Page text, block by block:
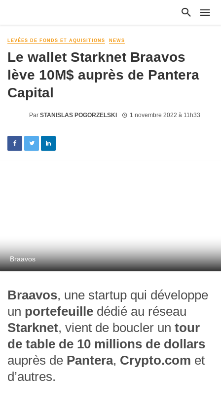
LEVÉES DE FONDS ET AQUISITIONS NEWS
Le wallet Starknet Braavos
lève 10M$ auprès de Pantera
Capital
Par STANISLAS POGORZELSKI 1 novembre 2022 à 11h33
Braavos
Braavos, une startup qui développe
un portefeuille dédié au réseau
Starknet, vient de boucler un tour
de table de 10 millions de dollars
auprès de Pantera, Crypto.com et
d’autres.